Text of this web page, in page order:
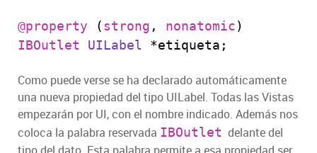
@property (strong , nonatomic)
IBOutlet UILabel *etiqueta;
Como puede verse se ha declarado automáticamente
una nueva propiedad del tipo UILabel. Todas las Vistas
empezarán por UI, con el nombre indicado. Además nos
coloca la palabra reservada IBOutlet delante del